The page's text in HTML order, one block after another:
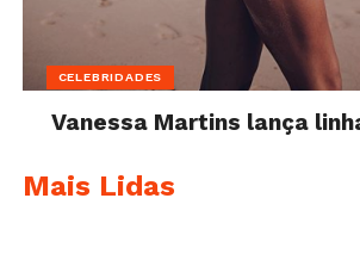
CELEBRIDADES
Vanessa Martins lança
Mais Lidas